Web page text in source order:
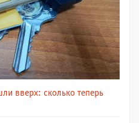
вверх: сколько теперь